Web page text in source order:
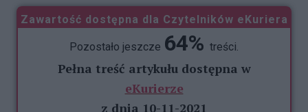
Zawartość dostępna dla Czytelników eKuriera
Pozostało jeszcze 64% treści.
Pełna treść artykułu dostępna w
eKurierze
z dnia 10-11-2021